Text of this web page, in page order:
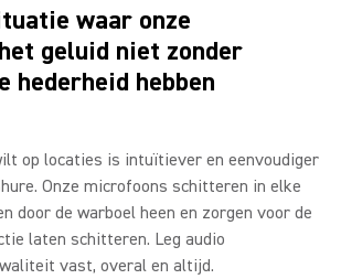
waar onze
geluid niet zonder
hederheid hebben
op locaties is intuïtiever en eenvoudiger
Onze microfoons schitteren in elke
door de warboel heen en zorgen voor de
laten schitteren. Leg audio
vast, overal en altijd.